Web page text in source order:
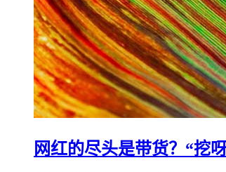
网红的尽头是带货？“挖